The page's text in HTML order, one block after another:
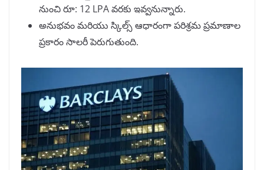
నుంచి రూ: 12 LPA వరకు ఇవ్వనున్నారు.
అనుభవం మరియు స్కిల్స్ ఆధారంగా పరిశ్రమ ప్రమాణాల
ప్రకారం సాలరీ పెరుగుతుంది.